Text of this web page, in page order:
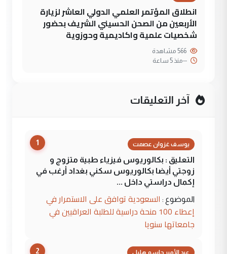
انطلاق المؤتمر العلمي الدولي العاشر لزيارة
الأربعين من الصحن الحسيني الشريف بحضور
شخصيات علمية واكاديمية وحوزوية
--منذ 5 ساعة
آخر التعليقات
1 يوسف غزوان عصمت
التعليق : بكالوريوس فيزياء طبية متزوج و
زوجتي أيضا بكالوريوس سكني بغداد أرغب في
إكمال دراستي داخل ...
الموضوع : السعودية توافق على الاستمرار في
إعطاء 100 منحة دراسية للطلبة العراقيين في
جامعاتها سنويا
2 عبد الأمير جاسم هليل